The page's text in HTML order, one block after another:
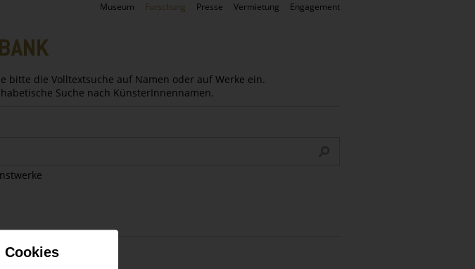
Cookies
Museum Forschung Presse Vermietung Engagement
bitte die Volltextsuche auf Namen oder auf Werke ein.
Suche nach KünsterInnennamen.